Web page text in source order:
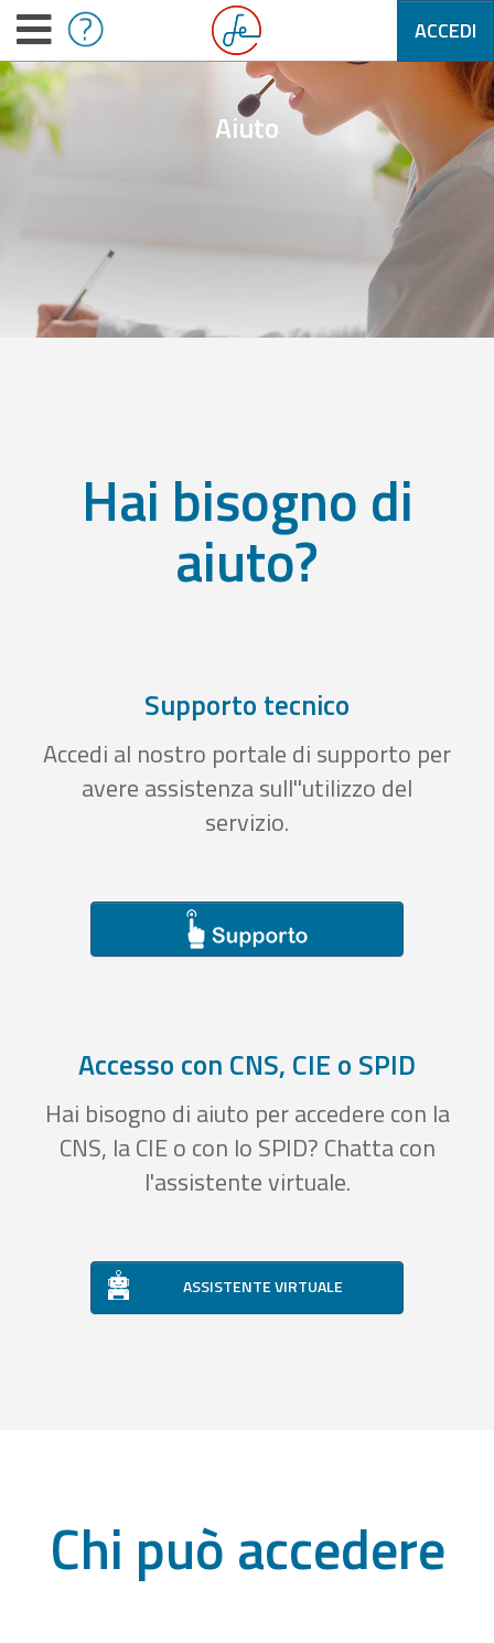
ACCEDI
Aiuto
Hai bisogno di
aiuto?
Supporto tecnico
Accedi al nostro portale di supporto per
avere assistenza sull''utilizzo del
servizio.
Accesso con CNS, CIE o SPID
Hai bisogno di aiuto per accedere con la
CNS, la CIE o con lo SPID? Chatta con
l'assistente virtuale.
ASSISTENTE VIRTUALE
Chi può accedere